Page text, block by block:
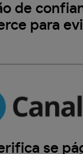
de
para
se